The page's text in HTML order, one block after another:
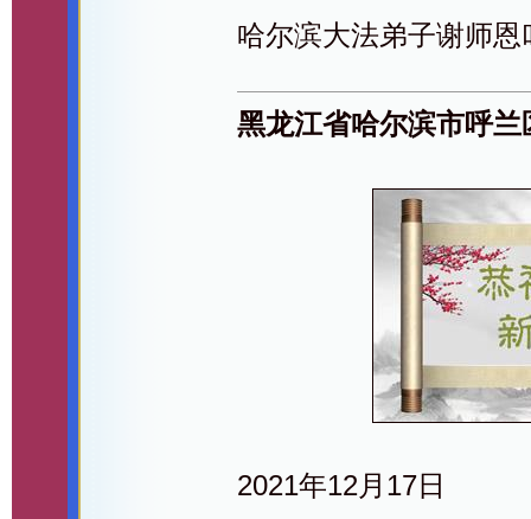
哈尔滨大法弟子谢师恩
黑龙江省哈尔滨市呼
2021年12月17日